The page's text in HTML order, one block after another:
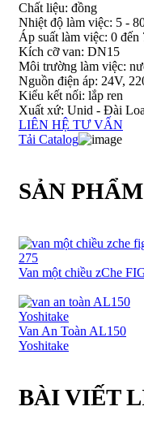
Chất liệu: đồng
Nhiệt độ làm việc: 5 -
Áp suất làm việc: 0 đến
Kích cỡ van: DN15
Môi trường làm việc:
Nguồn điện áp: 24V,
Kiểu kết nối: lắp ren
Xuất xứ: Unid - Đài
LIÊN HỆ TƯ VẤN
Tải Catalog
SẢN
Van một chiều zChe
Van An Toàn AL150
Yoshitake
BÀI VIẾT